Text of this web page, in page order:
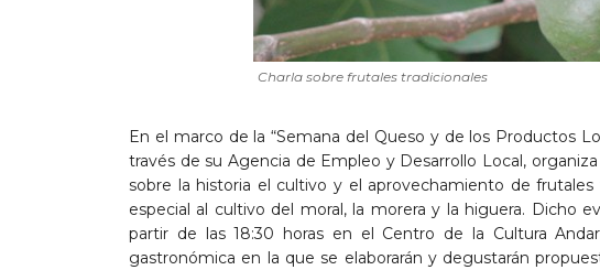
Charla sobre frutales tradicionales
En el marco de la “Semana del Queso y de los Productos
través de su Agencia de Empleo y Desarrollo Local,
sobre la historia el cultivo y el aprovechamiento de
especial al cultivo del moral, la morera y la higuera. Dicho
partir de las 18:30 horas en el Centro de la Cultura
gastronómica en la que se elaborarán y degustarán